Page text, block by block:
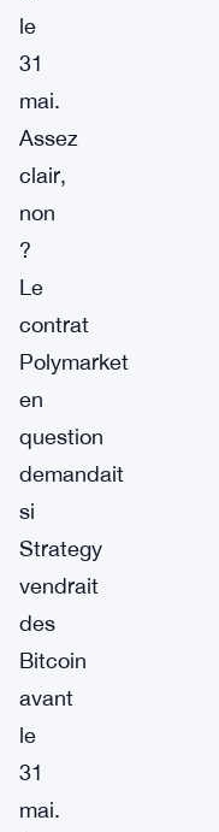
le
31
mai.
Assez
clair,
non
?
Le
contrat
Polymarket
en
question
demandait
si
Strategy
vendrait
des
Bitcoin
avant
le
31
mai.